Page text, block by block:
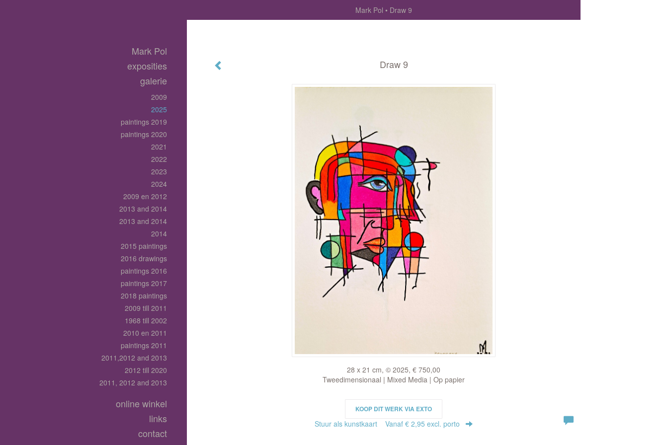
Mark Pol Draw 9
Draw 9
28 x 21 cm, © 2025, € 750,00
Tweedimensionaal | Mixed Media | Op papier
KOOP DIT WERK VIA EXTO
Stuur als kunstkaart Vanaf € 2,95 excl. porto
Mark Pol
exposities
galerie
2009
2025
paintings 2019
paintings 2020
2021
2022
2023
2024
2009 en 2012
2013 and 2014
2013 and 2014
2014
2015 paintings
2016 drawings
paintings 2016
paintings 2017
2018 paintings
2009 till 2011
1968 till 2002
2010 en 2011
paintings 2011
2011,2012 and 2013
2012 till 2020
2011, 2012 and 2013
online winkel
links
contact